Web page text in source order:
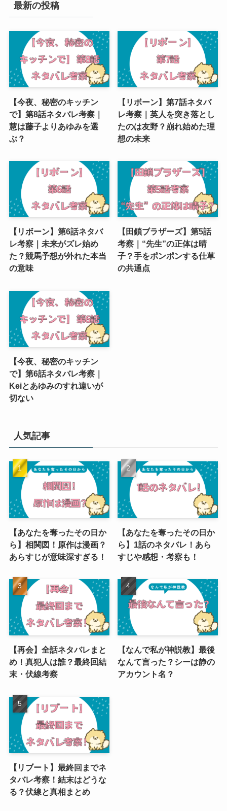
最新の投稿
【今夜、秘密のキッチン
で】第8話ネタバレ考察｜
慧は藤子よりあゆみを選
ぶ？
【リボーン】第7話ネタバ
レ考察｜英人を突き落とし
たのは友野？崩れ始めた理
想の未来
【リボーン】第6話ネタバ
レ考察｜未来がズレ始め
た？競馬予想が外れた本当
の意味
【田鎖ブラザーズ】第5話
考察｜“先生”の正体は晴
子？手をポンポンする仕草
の共通点
【今夜、秘密のキッチン
で】第6話ネタバレ考察｜
Keiとあゆみのすれ違いが
切ない
人気記事
【あなたを奪ったその日か
ら】相関図！原作は漫画？
あらすじが意味深すぎる！
【あなたを奪ったその日か
ら】1話のネタバレ！あら
すじや感想・考察も！
【再会】全話ネタバレまと
め！真犯人は誰？最終回結
末・伏線考察
【なんで私が神説教】最後
なんて言った？シーは静の
アカウント名？
【リブート】最終回までネ
タバレ考察！結末はどうな
る？伏線と真相まとめ